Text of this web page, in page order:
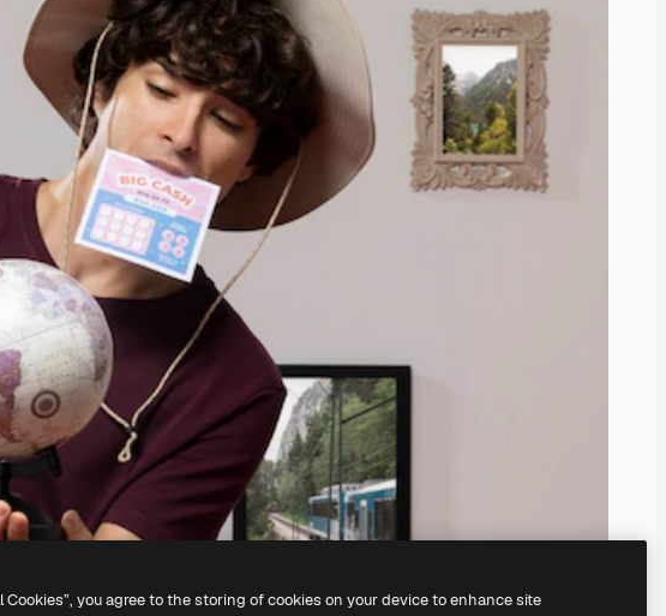
you agree to the storing of cookies on your device to enhance site